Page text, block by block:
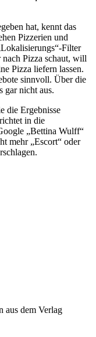
hat, kennt das
Pizzerien und
Filter
Pizza schaut, will
Pizza liefern lassen.
sinnvoll. Über die
gar nicht aus.
die Ergebnisse
in die
„Bettina Wulff“
mehr „Escort“ oder
aus dem Verlag